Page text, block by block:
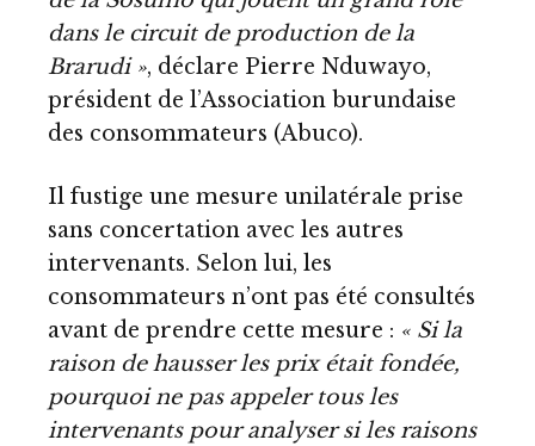
dans le circuit de production de la
Brarudi », déclare Pierre Nduwayo,
président de l’Association burundaise
des consommateurs (Abuco).
Il fustige une mesure unilatérale prise
sans concertation avec les autres
intervenants. Selon lui, les
consommateurs n’ont pas été consultés
avant de prendre cette mesure : « Si la
raison de hausser les prix était fondée,
pourquoi ne pas appeler tous les
intervenants pour analyser si les raisons